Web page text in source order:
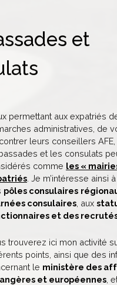
et
permettant aux expatriés
administratives, de
leurs conseillers
et les consulats
comme les «
. Je m’intéresse ainsi
pôles consulaires
consulaires , aux
et des
trouverez ici mon activité
points, ainsi que des
le ministère des
et européennes ,